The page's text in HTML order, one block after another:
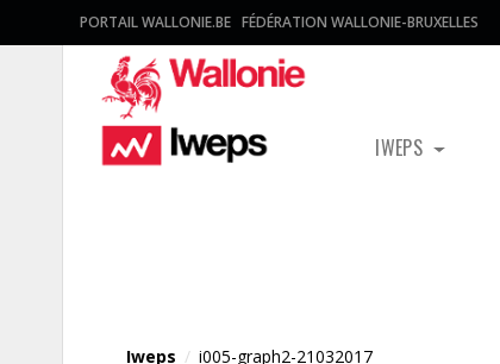
PORTAIL WALLONIE.BE FÉDÉRATION WALLONIE-BRUXELLES
IWEPS
Iweps / i005-graph2-21032017